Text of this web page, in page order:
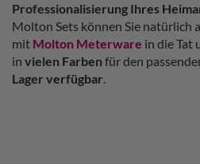
Professionalisierung Ihres
Molton Sets können Sie natürlich
mit Molton Meterware in die Tat
in vielen Farben für den
Lager verfügbar.